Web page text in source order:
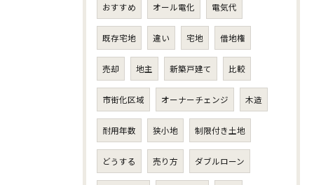
おすすめ オール電化 電気代
既存宅地 違い 宅地 借地権
売却 地主 新築戸建て 比較
市街化区域 オーナーチェンジ 木造
耐用年数 狭小地 制限付き土地
どうする 売り方 ダブルローン